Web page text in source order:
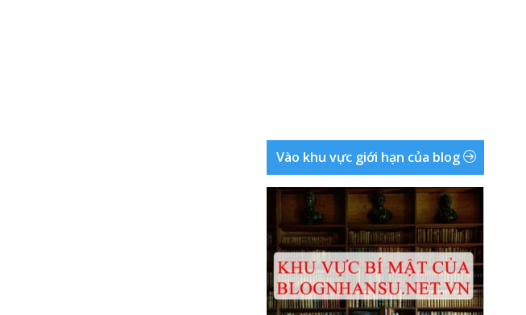
Vào khu vực giới hạn của blog